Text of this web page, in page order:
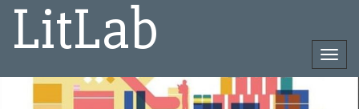
LitLab
Direct